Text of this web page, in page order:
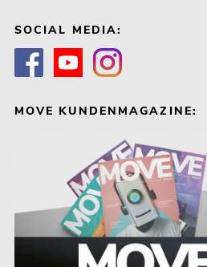
SOCIAL MEDIA:
MOVE KUNDENMAGAZINE: